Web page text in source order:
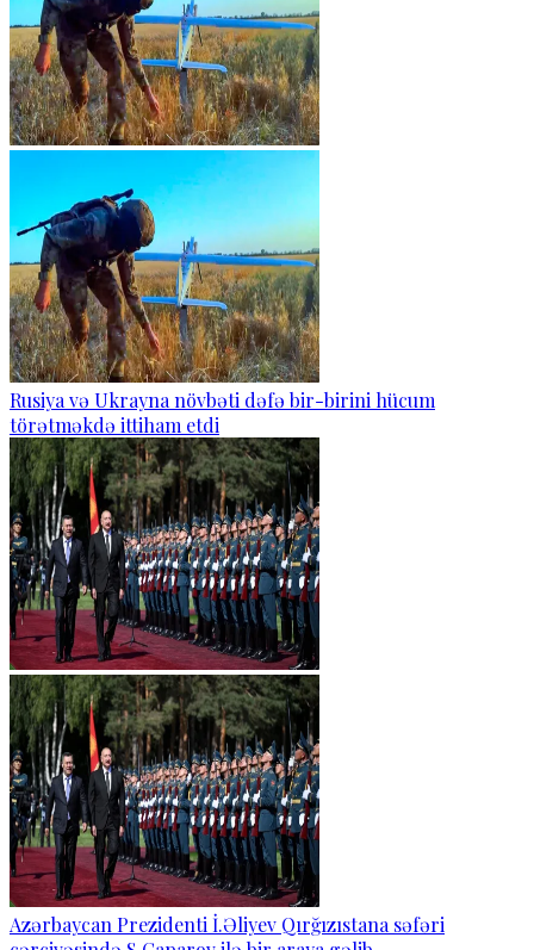
Rusiya və Ukrayna növbəti dəfə bir-birini hücum
törətməkdə ittiham etdi
Azərbaycan Prezidenti İ.Əliyev Qırğızıstana səfəri